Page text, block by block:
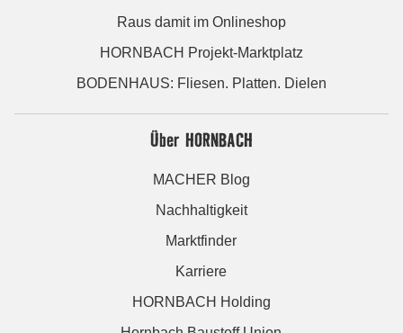
Raus damit im Onlineshop
HORNBACH Projekt-Marktplatz
BODENHAUS: Fliesen. Platten. Dielen
Über HORNBACH
MACHER Blog
Nachhaltigkeit
Marktfinder
Karriere
HORNBACH Holding